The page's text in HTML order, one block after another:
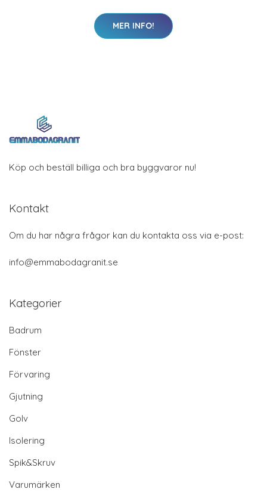
MER INFO!
Köp och beställ billiga och bra byggvaror nu!
Kontakt
Om du har några frågor kan du kontakta oss via e-post:
info@emmabodagranit.se
Kategorier
Badrum
Fönster
Förvaring
Gjutning
Golv
Isolering
Spik&Skruv
Varumärken